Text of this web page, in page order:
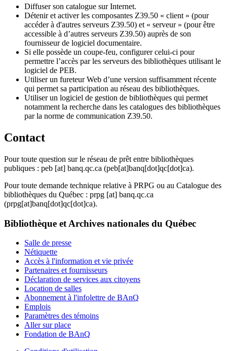
Diffuser son catalogue sur Internet.
Détenir et activer les composantes Z39.50 « client » (pour
accéder à d'autres serveurs Z39.50) et « serveur » (pour être
accessible à d’autres serveurs Z39.50) auprès de son
fournisseur de logiciel documentaire.
Si elle possède un coupe-feu, configurer celui-ci pour
permettre l’accès par les serveurs des bibliothèques utilisant le
logiciel de PEB.
Utiliser un fureteur Web d’une version suffisamment récente
qui permet sa participation au réseau des bibliothèques.
Utiliser un logiciel de gestion de bibliothèques qui permet
notamment la recherche dans les catalogues des bibliothèques
par la norme de communication Z39.50.
Contact
Pour toute question sur le réseau de prêt entre bibliothèques
publiques : peb [at] banq.qc.ca (peb[at]banq[dot]qc[dot]ca).
Pour toute demande technique relative à PRPG ou au Catalogue des
bibliothèques du Québec : prpg [at] banq.qc.ca
(prpg[at]banq[dot]qc[dot]ca).
Bibliothèque et Archives nationales du Québec
Salle de presse
Nétiquette
Accès à l'information et vie privée
Partenaires et fournisseurs
Déclaration de services aux citoyens
Location de salles
Abonnement à l'infolettre de BAnQ
Emplois
Paramètres des témoins
Aller sur place
Fondation de BAnQ